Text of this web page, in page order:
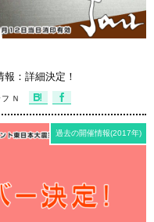
：詳細決定！
Ｎ
過去の開催情報(2017年)